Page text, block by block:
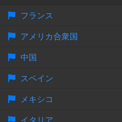
フランス
アメリカ合衆国
中国
スペイン
メキシコ